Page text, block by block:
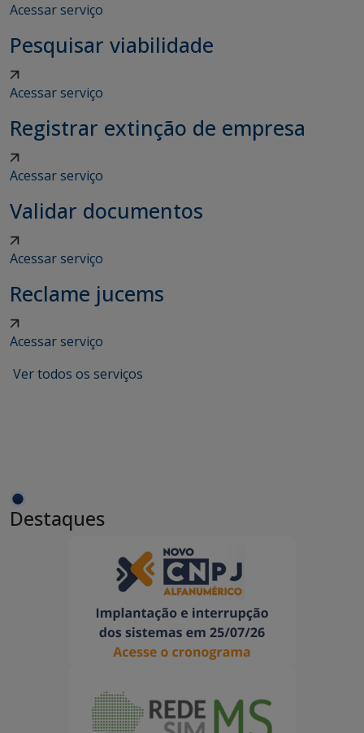
Acessar serviço
Pesquisar viabilidade
Acessar serviço
Registrar extinção de empresa
Acessar serviço
Validar documentos
Acessar serviço
Reclame jucems
Acessar serviço
Ver todos os serviços
Destaques